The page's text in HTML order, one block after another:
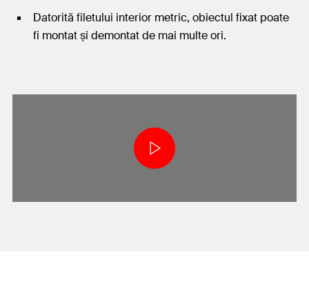
Datorită filetului interior metric, obiectul fixat poate
fi montat și demontat de mai multe ori.